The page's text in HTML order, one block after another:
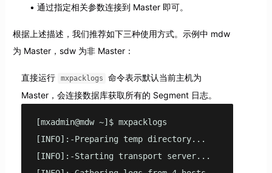
通过指定相关参数连接到 Master 即可。
根据上述描述，我们推荐如下三种使用方式。示例中 mdw
为 Master，sdw 为非 Master：
直接运行 mxpacklogs
命令表示默认当前主机为
Master，会连接数据库获取所有的 Segment 日志。
[mxadmin@mdw ~]$ mxpacklogs
[INFO]:-Preparing temp directory...
[INFO]:-Starting transport server...